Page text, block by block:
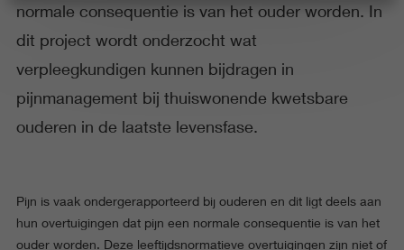
normale consequentie is van het ouder worden. In
dit project wordt onderzocht wat
verpleegkundigen kunnen bijdragen in
pijnmanagement bij thuiswonende kwetsbare
ouderen in de laatste levensfase.
Pijn is vaak ondergerapporteerd bij ouderen en dit ligt deels aan
hun overtuigingen dat pijn een normale consequentie is van het
ouder worden. Deze leeftijdsnormatieve overtuigingen zijn niet of